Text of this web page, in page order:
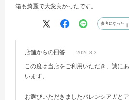
箱も綺麗で大変良かったです。
参考になった
店舗からの回答 2026.8.3
この度は当店をご利用いただき、誠に
います。
お選びいただきましたバレンシアガと